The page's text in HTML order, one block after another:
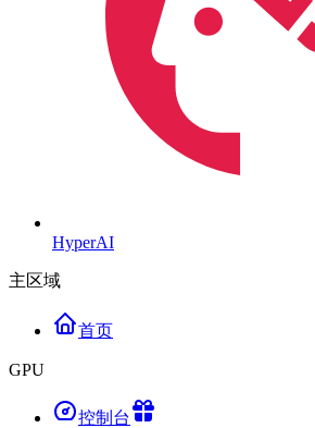
HyperAI
主区域
首页
GPU
控制台